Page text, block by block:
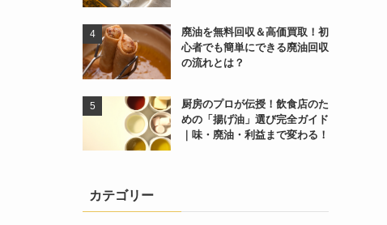
廃油を無料回収＆高価買取！初
心者でも簡単にできる廃油回収
の流れとは？
厨房のプロが伝授！飲食店のた
めの「揚げ油」選び完全ガイド
｜味・廃油・利益まで変わる！
カテゴリー